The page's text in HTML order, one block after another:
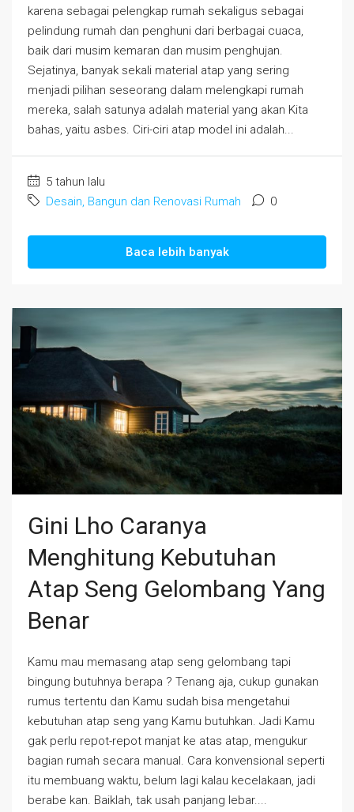
karena sebagai pelengkap rumah sekaligus sebagai
pelindung rumah dan penghuni dari berbagai cuaca,
baik dari musim kemaran dan musim penghujan.
Sejatinya, banyak sekali material atap yang sering
menjadi pilihan seseorang dalam melengkapi rumah
mereka, salah satunya adalah material yang akan Kita
bahas, yaitu asbes. Ciri-ciri atap model ini adalah...
5 tahun lalu
Desain, Bangun dan Renovasi Rumah
0
Baca lebih banyak
Gini Lho Caranya
Menghitung Kebutuhan
Atap Seng Gelombang Yang
Benar
Kamu mau memasang atap seng gelombang tapi
bingung butuhnya berapa ? Tenang aja, cukup gunakan
rumus tertentu dan Kamu sudah bisa mengetahui
kebutuhan atap seng yang Kamu butuhkan. Jadi Kamu
gak perlu repot-repot manjat ke atas atap, mengukur
bagian rumah secara manual. Cara konvensional seperti
itu membuang waktu, belum lagi kalau kecelakaan, jadi
berabe kan. Baiklah, tak usah panjang lebar....